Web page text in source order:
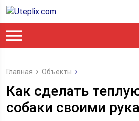
Главная Объекты
Как сделать
собаки своими